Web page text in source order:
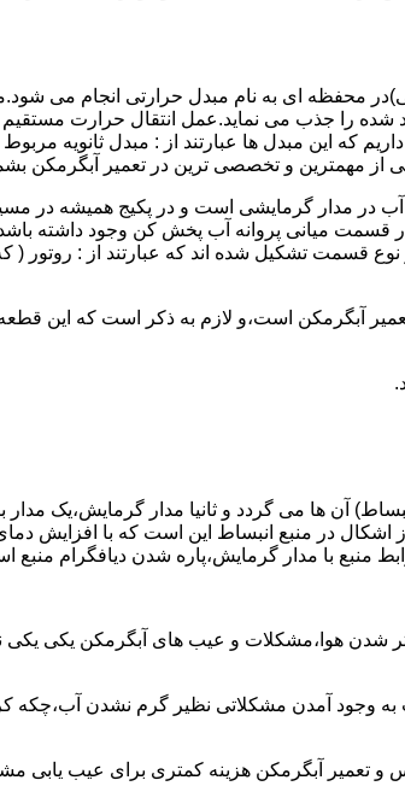
محفظه ای به نام مبدل حرارتی انجام می
شده را جذب می نماید.عمل انتقال حرارت
که این مبدل ها عبارتند از : مبدل ثانویه
از مهمترین و تخصصی ترین در تعمیر آبگرمکن
در مدار گرمایشی است و در پکیج همیشه در
لازم است آب در قسمت میانی پروانه آب پخش کن وجود
نوع قسمت تشکیل شده اند که عبارتند از :
آبگرمکن است،و لازم به ذکر است که این
آن ها می گردد و ثانیا مدار گرمایش،یک
در منبع انبساط این است که با افزایش
منبع با مدار گرمایش،پاره شدن دیافگرام منبع
شدن هوا،مشکلات و عیب های آبگرمکن یکی
وجود آمدن مشکلاتی نظیر گرم نشدن آب،چکه
و تعمیر آبگرمکن هزینه کمتری برای عیب یابی